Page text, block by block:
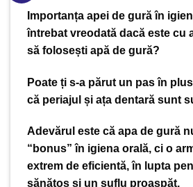
Importanța apei de gură în
întrebat vreodată dacă este cu
să folosești apă de gură?
Poate ți s-a părut un pas în
că periajul și ața dentară sunt
Adevărul este că apa de gură
“bonus” în igiena orală, ci o
extrem de eficientă, în lupta
sănătos și un suflu proaspăt.